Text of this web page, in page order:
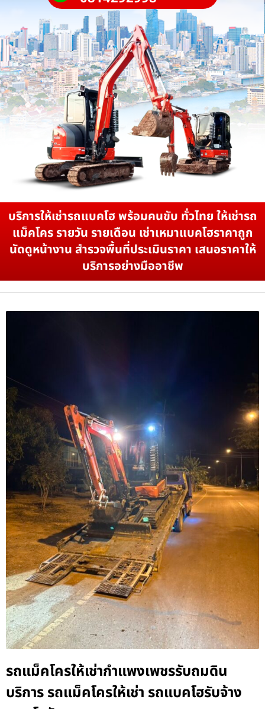
บริการให้เช่ารถแบคโฮ พร้อมคนขับ ทั่วไทย ให้เช่ารถ
แม็คโคร รายวัน รายเดือน เช่าเหมาแบคโฮราคาถูก
นัดดูหน้างาน สำรวจพื้นที่ประเมินราคา เสนอราคาให้
บริการอย่างมืออาชีพ
รถแม็คโครให้เช่ากำแพงเพชรรับถมดิน
บริการ รถแม็คโครให้เช่า รถแบคโฮรับจ้าง